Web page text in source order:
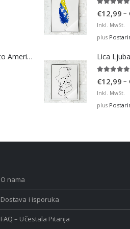
Bosna Take Me to America Navijačka Majica 2
€12,99 –
Inkl. MwSt.
plus
Lica
€12,99 –
Inkl. MwSt.
plus
O nama
Dostava i isporuka
FAQ – Učestala Pitanja